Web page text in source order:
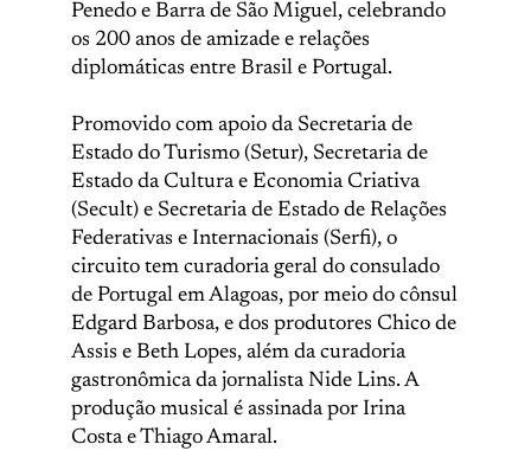
Penedo e Barra de São Miguel, celebrando
os 200 anos de amizade e relações
diplomáticas entre Brasil e Portugal.
Promovido com apoio da Secretaria de
Estado do Turismo (Setur), Secretaria de
Estado da Cultura e Economia Criativa
(Secult) e Secretaria de Estado de Relações
Federativas e Internacionais (Serfi), o
circuito tem curadoria geral do consulado
de Portugal em Alagoas, por meio do cônsul
Edgard Barbosa, e dos produtores Chico de
Assis e Beth Lopes, além da curadoria
gastronômica da jornalista Nide Lins. A
produção musical é assinada por Irina
Costa e Thiago Amaral.